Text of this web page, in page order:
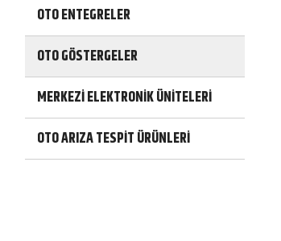
hOTO ENTEGRELER
OTO GÖSTERGELER
MERKEZİ ELEKTRONİK ÜNİTELERİ
OTO ARIZA TESPİT ÜRÜNLERİ